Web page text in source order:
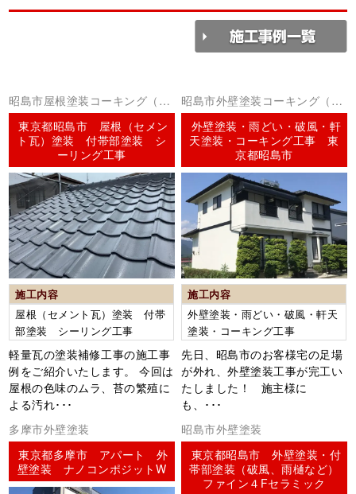
昭島市屋根塗装コーキング（シ
ーリング）
東京都昭島市 屋根（セメン
ト瓦）塗装 付帯部塗装 シ
ーリング工事
施工内容
屋根（セメント瓦）塗装 付帯
部塗装 シーリング工事
軽量瓦の塗装補修工事の施工事
例をご紹介いたします。 今回は
屋根の色味のムラ、苔の繁殖に
よる汚れ･･･
昭島市外壁塗装コーキング（シ
ーリング）
外壁塗装・雨どい・破風・軒
天塗装・コーキング工事 東
京都昭島市
施工内容
外壁塗装・雨どい・破風・軒天
塗装・コーキング工事
先日、昭島市のお客様宅の足場
が外れ、外壁塗装工事が完工い
たしました！ 施主様に
も、･･･
多摩市外壁塗装
東京都多摩市 アパート 外
壁塗装 ナノコンポジットW
昭島市外壁塗装
東京都昭島市 外壁塗装・付
帯部塗装（破風、雨樋など）
ファイン４Fセラミック